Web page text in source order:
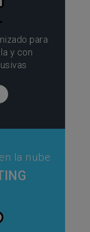
para
y con
la nube